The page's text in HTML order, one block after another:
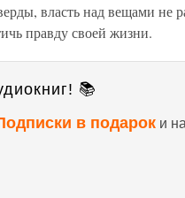
власть над вещами не
правду своей жизни.
📚
в подарок и